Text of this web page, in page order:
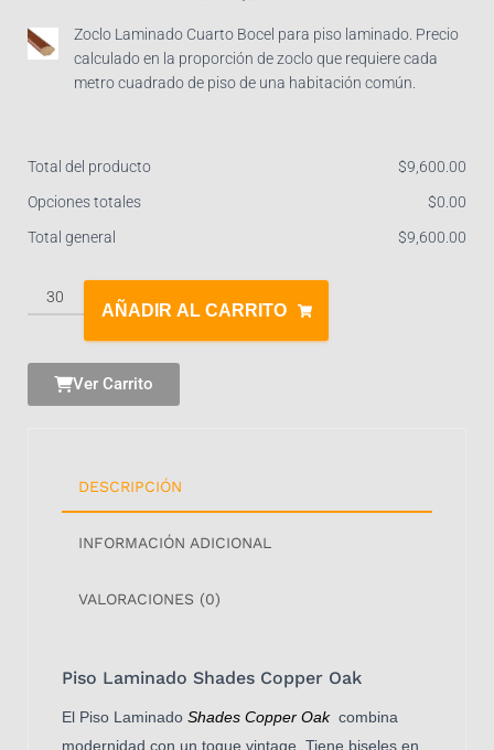
Zoclo Laminado Cuarto Bocel para piso laminado. Precio
calculado en la proporción de zoclo que requiere cada
metro cuadrado de piso de una habitación común.
Total del producto $‎9,600.00
Opciones totales
$‎0.00
Total general
$‎9,600.00
AÑADIR AL CARRITO
Ver Carrito
DESCRIPCIÓN
INFORMACIÓN ADICIONAL
VALORACIONES (0)
Piso Laminado Shades Copper Oak
El Piso Laminado Shades Copper Oak combina
modernidad con un toque vintage. Tiene biseles en